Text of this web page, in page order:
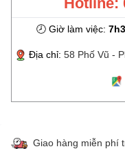
🕗 Giờ làm việc:
Địa chỉ: 58 Phố Vũ -
Giao hàng miễn phí